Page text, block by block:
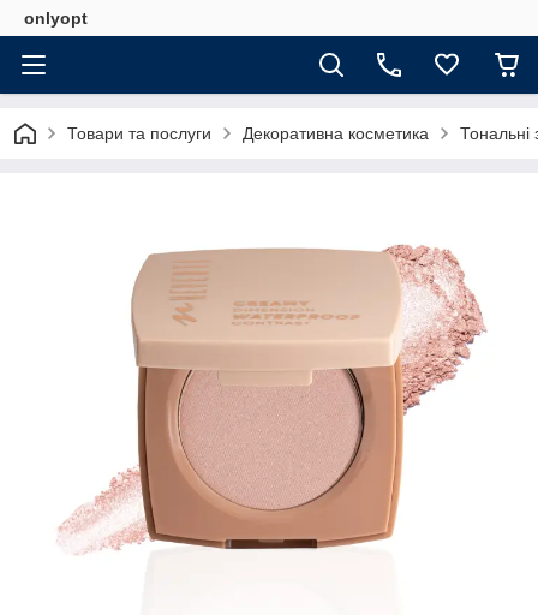
onlyopt
Товари та послуги Декоративна косметика Тональні